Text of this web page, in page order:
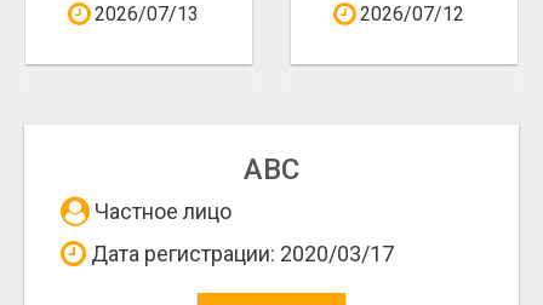
2026/07/13
2026/07/12
ABC
Частное лицо
Дата регистрации: 2020/03/17